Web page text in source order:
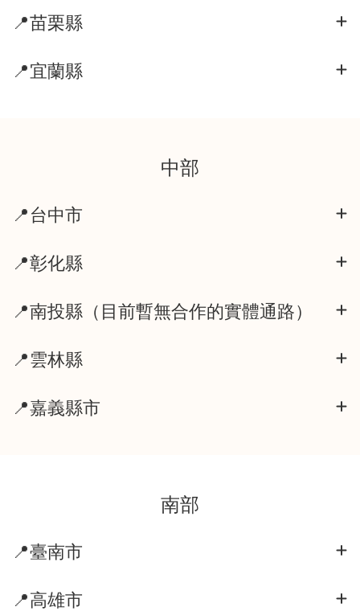
📍苗栗縣
📍宜蘭縣
中部
📍台中市
📍彰化縣
📍南投縣（目前暫無合作的實體通路）
📍雲林縣
📍嘉義縣市
南部
📍臺南市
📍高雄市